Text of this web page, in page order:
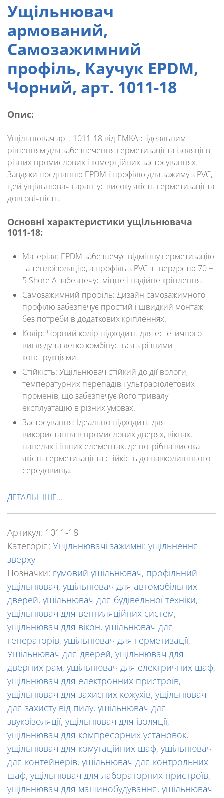
Ущільнювач
армований,
Самозажимний
профіль, Каучук EPDM,
Чорний, арт. 1011-18
Опис:
Ущільнювач арт. 1011-18 від EMKA є ідеальним
рішенням для забезпечення герметизації та ізоляції в
різних промислових і комерційних застосуваннях.
Завдяки поєднанню EPDM і профілю для зажиму з PVC,
цей ущільнювач гарантує високу якість герметизації та
довговічність.
Основні характеристики ущільнювача
1011-18:
Матеріал: EPDM забезпечує відмінну герметизацію
та теплоізоляцію, а профіль з PVC з твердостю 70 ±
5 Shore A забезпечує міцне і надійне кріплення.
Самозажимний профіль: Дизайн самозажимного
профілю забезпечує простий і швидкий монтаж
без потреби в додаткових кріпленнях.
Колір: Чорний колір підходить для естетичного
вигляду та легко комбінується з різними
конструкціями.
Стійкість: Ущільнювач стійкий до дії вологи,
температурних перепадів і ультрафіолетових
променів, що забезпечує його тривалу
експлуатацію в різних умовах.
Застосування: Ідеально підходить для
використання в промислових дверях, вікнах,
панелях і інших елементах, де потрібна висока
якість герметизації та стійкість до навколишнього
середовища.
ДЕТАЛЬНІШЕ…
Артикул: 1011-18
Категорія: Ущільнювачі зажимні: ущільнення
зверху
Позначки: гумовий ущільнювач, профільний
ущільнювач, ущільнювач для автомобільних
дверей, ущільнювач для будівельної техніки,
ущільнювач для вентиляційних систем,
ущільнювач для вікон, ущільнювач для
генераторів, ущільнювач для герметизації,
Ущільнювач для дверей, ущільнювач для
дверних рам, ущільнювач для електричних шаф,
ущільнювач для електронних пристроїв,
ущільнювач для захисних кожухів, ущільнювач
для захисту від пилу, ущільнювач для
звукоізоляції, ущільнювач для ізоляції,
ущільнювач для компресорних установок,
ущільнювач для комутаційних шаф, ущільнювач
для контейнерів, ущільнювач для контрольних
шаф, ущільнювач для лабораторних пристроїв,
ущільнювач для машинобудування, ущільнювач